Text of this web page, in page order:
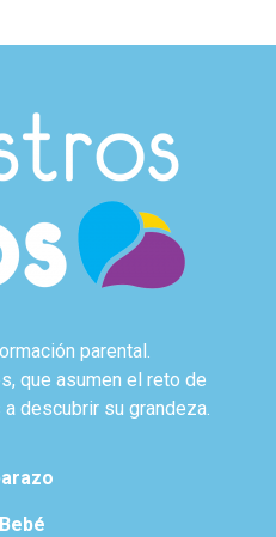
parental.
que asumen el reto de
descubrir su grandeza.